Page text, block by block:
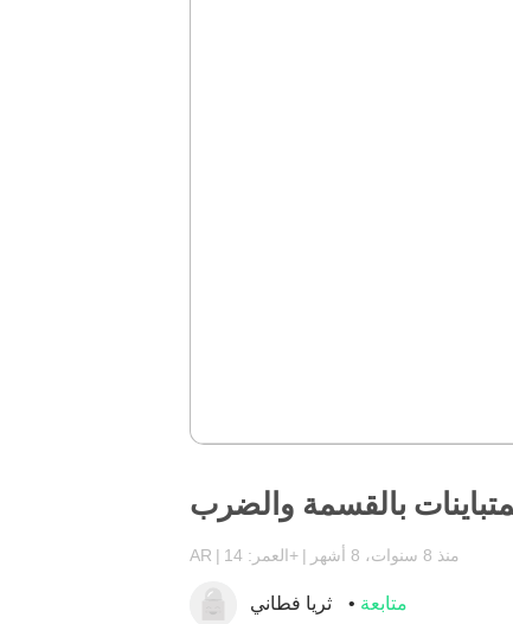
بالقسمة والضرب
AR العمر: 14+ منذ 8 سنوات، 8 أشهر
متابعة